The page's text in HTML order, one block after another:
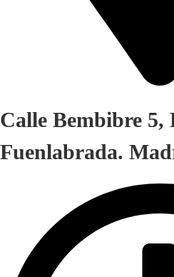
Calle Bembibre 5,
Fuenlabrada.